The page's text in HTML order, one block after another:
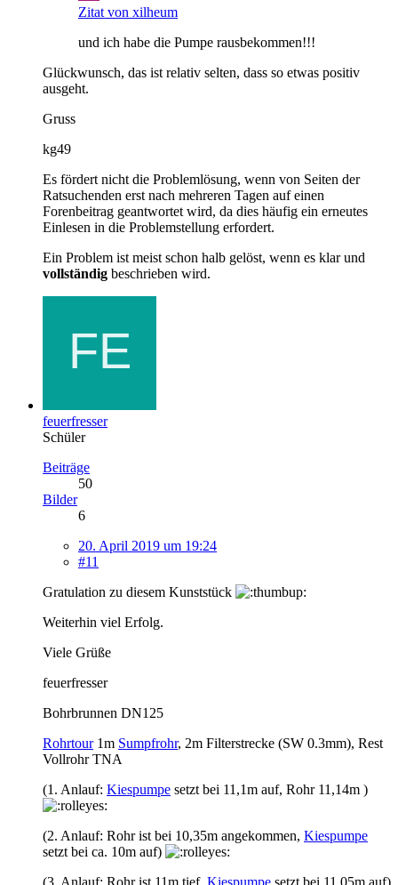
Zitat von xilheum
und ich habe die Pumpe rausbekommen!!!
Glückwunsch, das ist relativ selten, dass so etwas positiv
ausgeht.
Gruss
kg49
Es fördert nicht die Problemlösung, wenn von Seiten der
Ratsuchenden erst nach mehreren Tagen auf einen
Forenbeitrag geantwortet wird, da dies häufig ein erneutes
Einlesen in die Problemstellung erfordert.
Ein Problem ist meist schon halb gelöst, wenn es klar und
vollständig beschrieben wird.
feuerfresser
Schüler
Beiträge
50
Bilder
6
20. April 2019 um 19:24
#11
Gratulation zu diesem Kunststück
Weiterhin viel Erfolg.
Viele Grüße
feuerfresser
Bohrbrunnen DN125
Rohrtour1m Sumpfrohr, 2m Filterstrecke (SW 0.3mm), Rest
Vollrohr TNA
(1. Anlauf: Kiespumpe setzt bei 11,1m auf, Rohr 11,14m )
(2. Anlauf: Rohr ist bei 10,35m angekommen, Kiespumpe
setzt bei ca. 10m auf)
(3. Anlauf: Rohr ist 11m tief, Kiespumpe setzt bei 11,05m auf)